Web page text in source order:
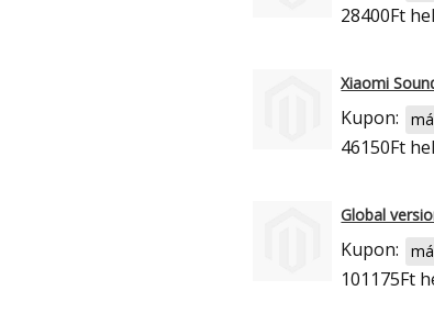
28400Ft
Xiaomi
Kupon:
46150Ft
Global
Kupon:
101175Ft